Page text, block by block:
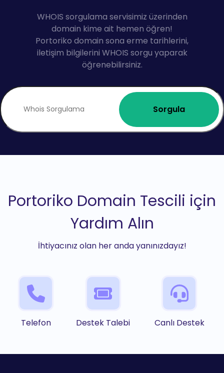
WHOIS sorgulama servisimiz üzerinden
domain kime ait hemen öğren!
Portoriko domain sona erme tarihlerini,
iletişim bilgilerini WHOIS sorgu yaparak
öğrenebilirsiniz.
Sorgula
Portoriko Domain Tescili için
Yardım Alın
İhtiyacınız olan her anda yanınızdayız!
Telefon Destek Talebi Canlı Destek